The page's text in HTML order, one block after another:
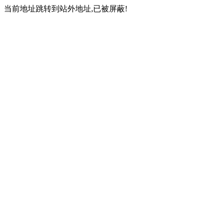
当前地址跳转到站外地址,已被屏蔽!